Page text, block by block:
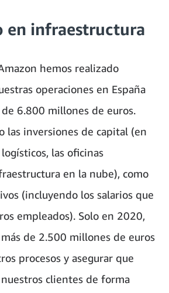
en infraestructura
hemos realizado
operaciones en España
6.800 millones de euros.
las inversiones de capital (en
las oficinas
en la nube), como
(incluyendo los salarios que
empleados). Solo en 2020,
de 2.500 millones de euros
procesos y asegurar que
clientes de forma